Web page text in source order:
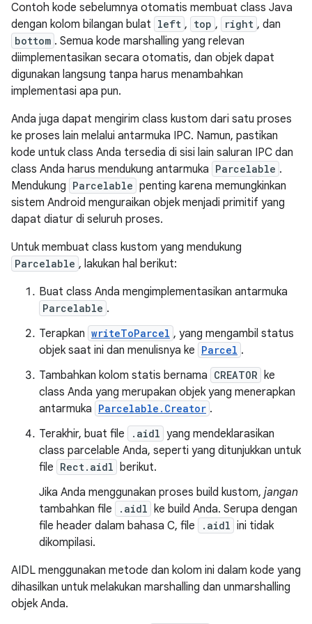
Contoh kode sebelumnya otomatis membuat class Java
dengan kolom bilangan bulat left , top , right , dan
bottom . Semua kode marshalling yang relevan
diimplementasikan secara otomatis, dan objek dapat
digunakan langsung tanpa harus menambahkan
implementasi apa pun.
Anda juga dapat mengirim class kustom dari satu proses
ke proses lain melalui antarmuka IPC. Namun, pastikan
kode untuk class Anda tersedia di sisi lain saluran IPC dan
class Anda harus mendukung antarmuka Parcelable .
Mendukung Parcelable penting karena memungkinkan
sistem Android menguraikan objek menjadi primitif yang
dapat diatur di seluruh proses.
Untuk membuat class kustom yang mendukung
Parcelable , lakukan hal berikut:
Buat class Anda mengimplementasikan antarmuka
Parcelable .
Terapkan writeToParcel , yang mengambil status
objek saat ini dan menulisnya ke Parcel .
Tambahkan kolom statis bernama CREATOR ke
class Anda yang merupakan objek yang menerapkan
antarmuka Parcelable.Creator .
Terakhir, buat file
.aidl yang mendeklarasikan
class parcelable Anda, seperti yang ditunjukkan untuk
file Rect.aidl berikut.
Jika Anda menggunakan proses build kustom, jangan
tambahkan file
.aidl ke build Anda. Serupa dengan
file header dalam bahasa C, file
.aidl ini tidak
dikompilasi.
AIDL menggunakan metode dan kolom ini dalam kode yang
dihasilkan untuk melakukan marshalling dan unmarshalling
objek Anda.